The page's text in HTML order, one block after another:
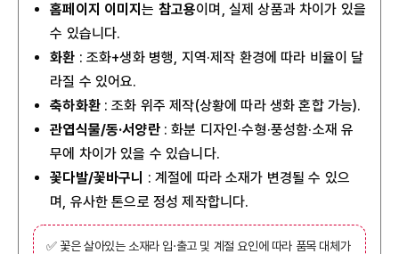
홈페이지 이미지는 참고용이며, 실제 상품과 차이가 있을
수 있습니다.
화환 : 조화+생화 병행, 지역·제작 환경에 따라 비율이 달
라질 수 있어요.
축하화환 : 조화 위주 제작(상황에 따라 생화 혼합 가능).
관엽식물/동·서양란 : 화분 디자인·수형·풍성함·소재 유
무에 차이가 있을 수 있습니다.
꽃다발/꽃바구니 : 계절에 따라 소재가 변경될 수 있으
며, 유사한 톤으로 정성 제작합니다.
✅ 꽃은 살아있는 소재라 입·출고 및 계절 요인에 따라 품목 대체가